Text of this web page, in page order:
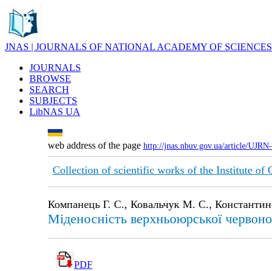
JNAS | JOURNALS OF NATIONAL ACADEMY OF
JOURNALS
BROWSE
SEARCH
SUBJECTS
LibNAS UA
web address of the page http://jnas.nbuv.gov.ua/article/
Collection of scientific works of the Institute of
Компанець Г. С., Ковальчук М. С.,
Міденосність верхньоюрської
PDF